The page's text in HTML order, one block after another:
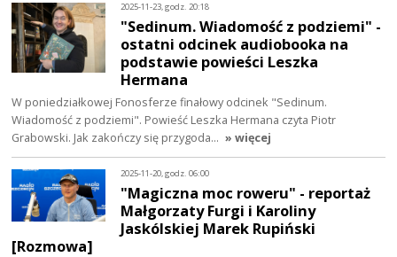
2025-11-23, godz. 20:18
"Sedinum. Wiadomość z podziemi" -
ostatni odcinek audiobooka na
podstawie powieści Leszka
Hermana
W poniedziałkowej Fonosferze finałowy odcinek "Sedinum.
Wiadomość z podziemi". Powieść Leszka Hermana czyta Piotr
Grabowski. Jak zakończy się przygoda… » więcej
2025-11-20, godz. 06:00
"Magiczna moc roweru" - reportaż
Małgorzaty Furgi i Karoliny
Jaskólskiej Marek Rupiński
[Rozmowa]